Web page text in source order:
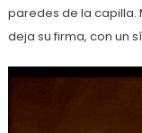
paredes de la capilla.
deja su firma, con un